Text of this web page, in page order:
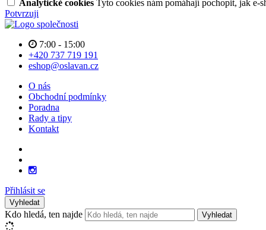
Analytické cookies Tyto cookies nám pomáhají pochopit, jak e-
Potvrzuji
7:00 - 15:00
+420 737 719 191
eshop@oslavan.cz
O nás
Obchodní podmínky
Poradna
Rady a tipy
Kontakt
Přihlásit se
Vyhledat
Kdo hledá, ten najde Vyhledat